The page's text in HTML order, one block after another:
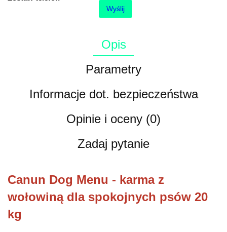
Wyślij
Opis
Parametry
Informacje dot. bezpieczeństwa
Opinie i oceny (0)
Zadaj pytanie
Canun Dog Menu - karma z
wołowiną dla spokojnych psów 20
kg